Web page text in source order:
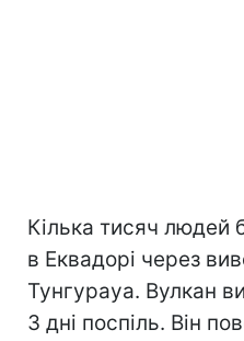
Кілька тисяч людей
в Еквадорі через
Тунгурауа. Вулкан
3 дні поспіль. Він